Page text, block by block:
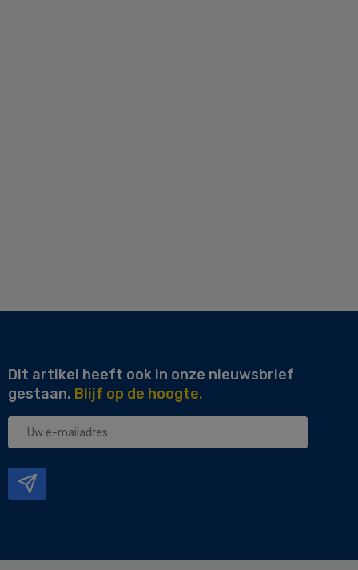
Dit artikel heeft ook in onze nieuwsbrief
gestaan. Blijf op de hoogte.
Uw